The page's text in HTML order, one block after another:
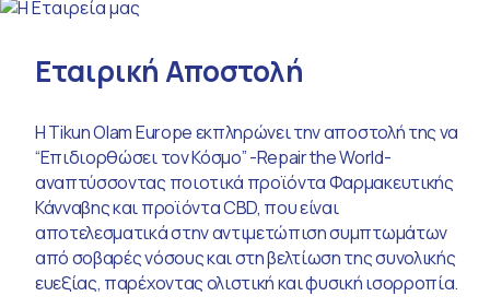
Εταιρική Αποστολή
Η Tikun Olam Europe εκπληρώνει την αποστολή της να
“Επιδιορθώσει τον Κόσμο” -Repair the World-
αναπτύσσοντας ποιοτικά προϊόντα Φαρμακευτικής
Κάνναβης και προϊόντα CBD, που είναι
αποτελεσματικά στην αντιμετώπιση συμπτωμάτων
από σοβαρές νόσους και στη βελτίωση της συνολικής
ευεξίας, παρέχοντας ολιστική και φυσική ισορροπία.